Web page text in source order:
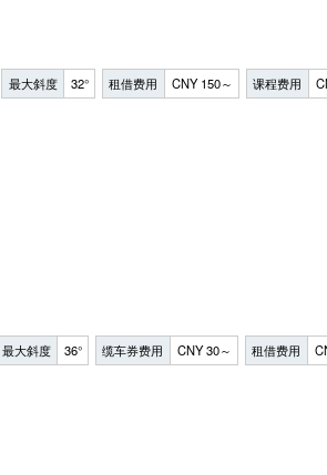
最大斜度 32° 租借费用 CNY 150～ 课程费用
最大斜度 36° 缆车券费用 CNY 30～ 租借费用